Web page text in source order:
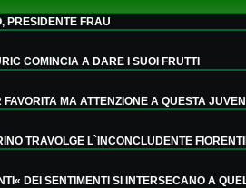
PRESIDENTE FRAU
COMINCIA A DARE I SUOI FRUTTI
MA ATTENZIONE A QUESTA
TRAVOLGE L`INCONCLUDENTE
DEI SENTIMENTI SI INTERSECANO A